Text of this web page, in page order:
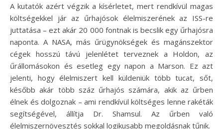
A kutatók azért végzik a kísérletet, mert rendkívül magas
költségekkel jár az űrhajósok élelmiszerének az ISS-re
juttatása – ezt akár 20 000 fontnak is becslik egy űrhajósra
naponta. A NASA, más űrügynökségek és magánszektor
cégek hosszú távú jelenlétet terveznek a Holdon, az
űrállomásokon és esetleg egy napon a Marson. Ez azt
jelenti, hogy élelmiszert kell küldeniük több tucat, sőt,
később akár több száz űrhajós számára, akik az űrben
élnek és dolgoznak – ami rendkívül költséges lenne rakéták
segítségével, állítja Dr. Shamsul. Az űrben való
élelmiszernövesztés sokkal logikusabb megoldásnak tűnik.